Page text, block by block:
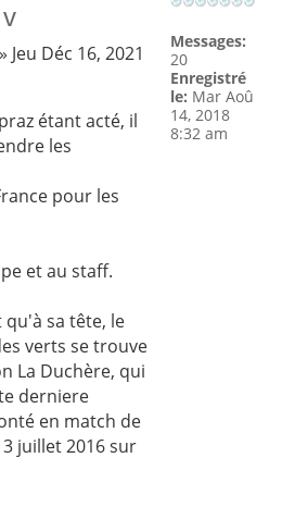
» Jeu Déc 16, 2021
étant acté, il
les
pour les
et au staff.
qu'à sa tête, le
verts se trouve
La Duchère, qui
derniere
en match de
juillet 2016 sur
Messages:
20
Enregistré
le: Mar Aoû
14, 2018
8:32 am